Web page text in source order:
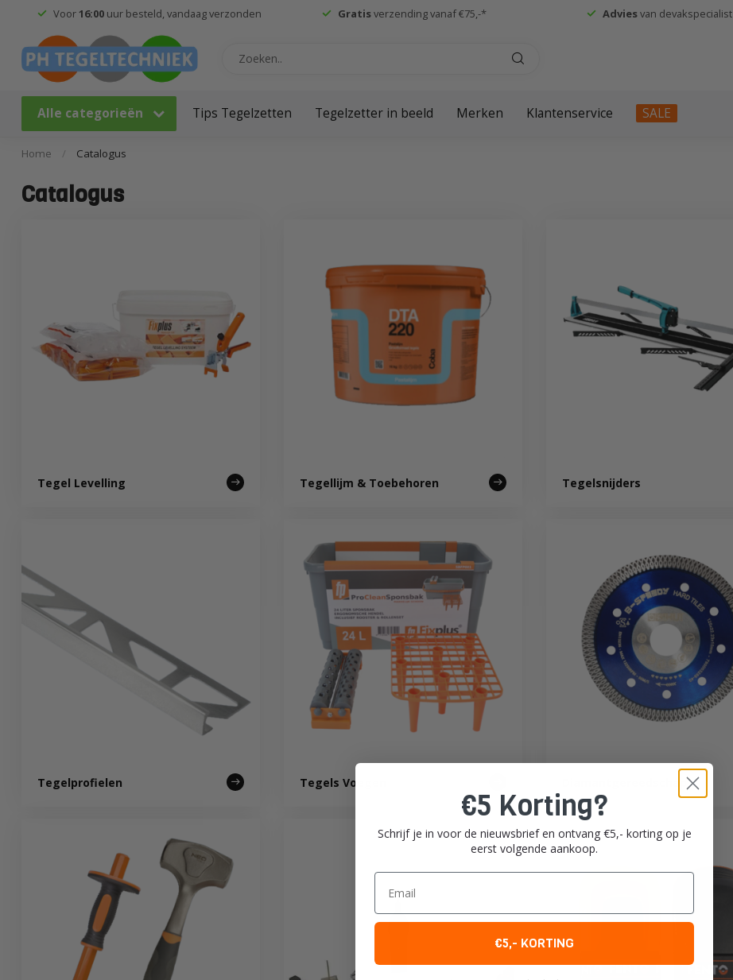
Voor16:00uur besteld, vandaag verzonden Gratisverzending vanaf €75,-* Adviesvan devakspecialist
Alle categorieën Tips Tegelzetten Tegelzetter in beeld Merken Klantenservice SALE
Home / Catalogus
Catalogus
Tegel Levelling Tegellijm & Toebehoren Tegelsnijders
Tegelprofielen Tegels Voegen Diamantgereedschap
€5 Korting?
Schrijf je in voor de nieuwsbrief en ontvang €5,- korting op je
eerst volgende aankoop.
Email
€5,- KORTING